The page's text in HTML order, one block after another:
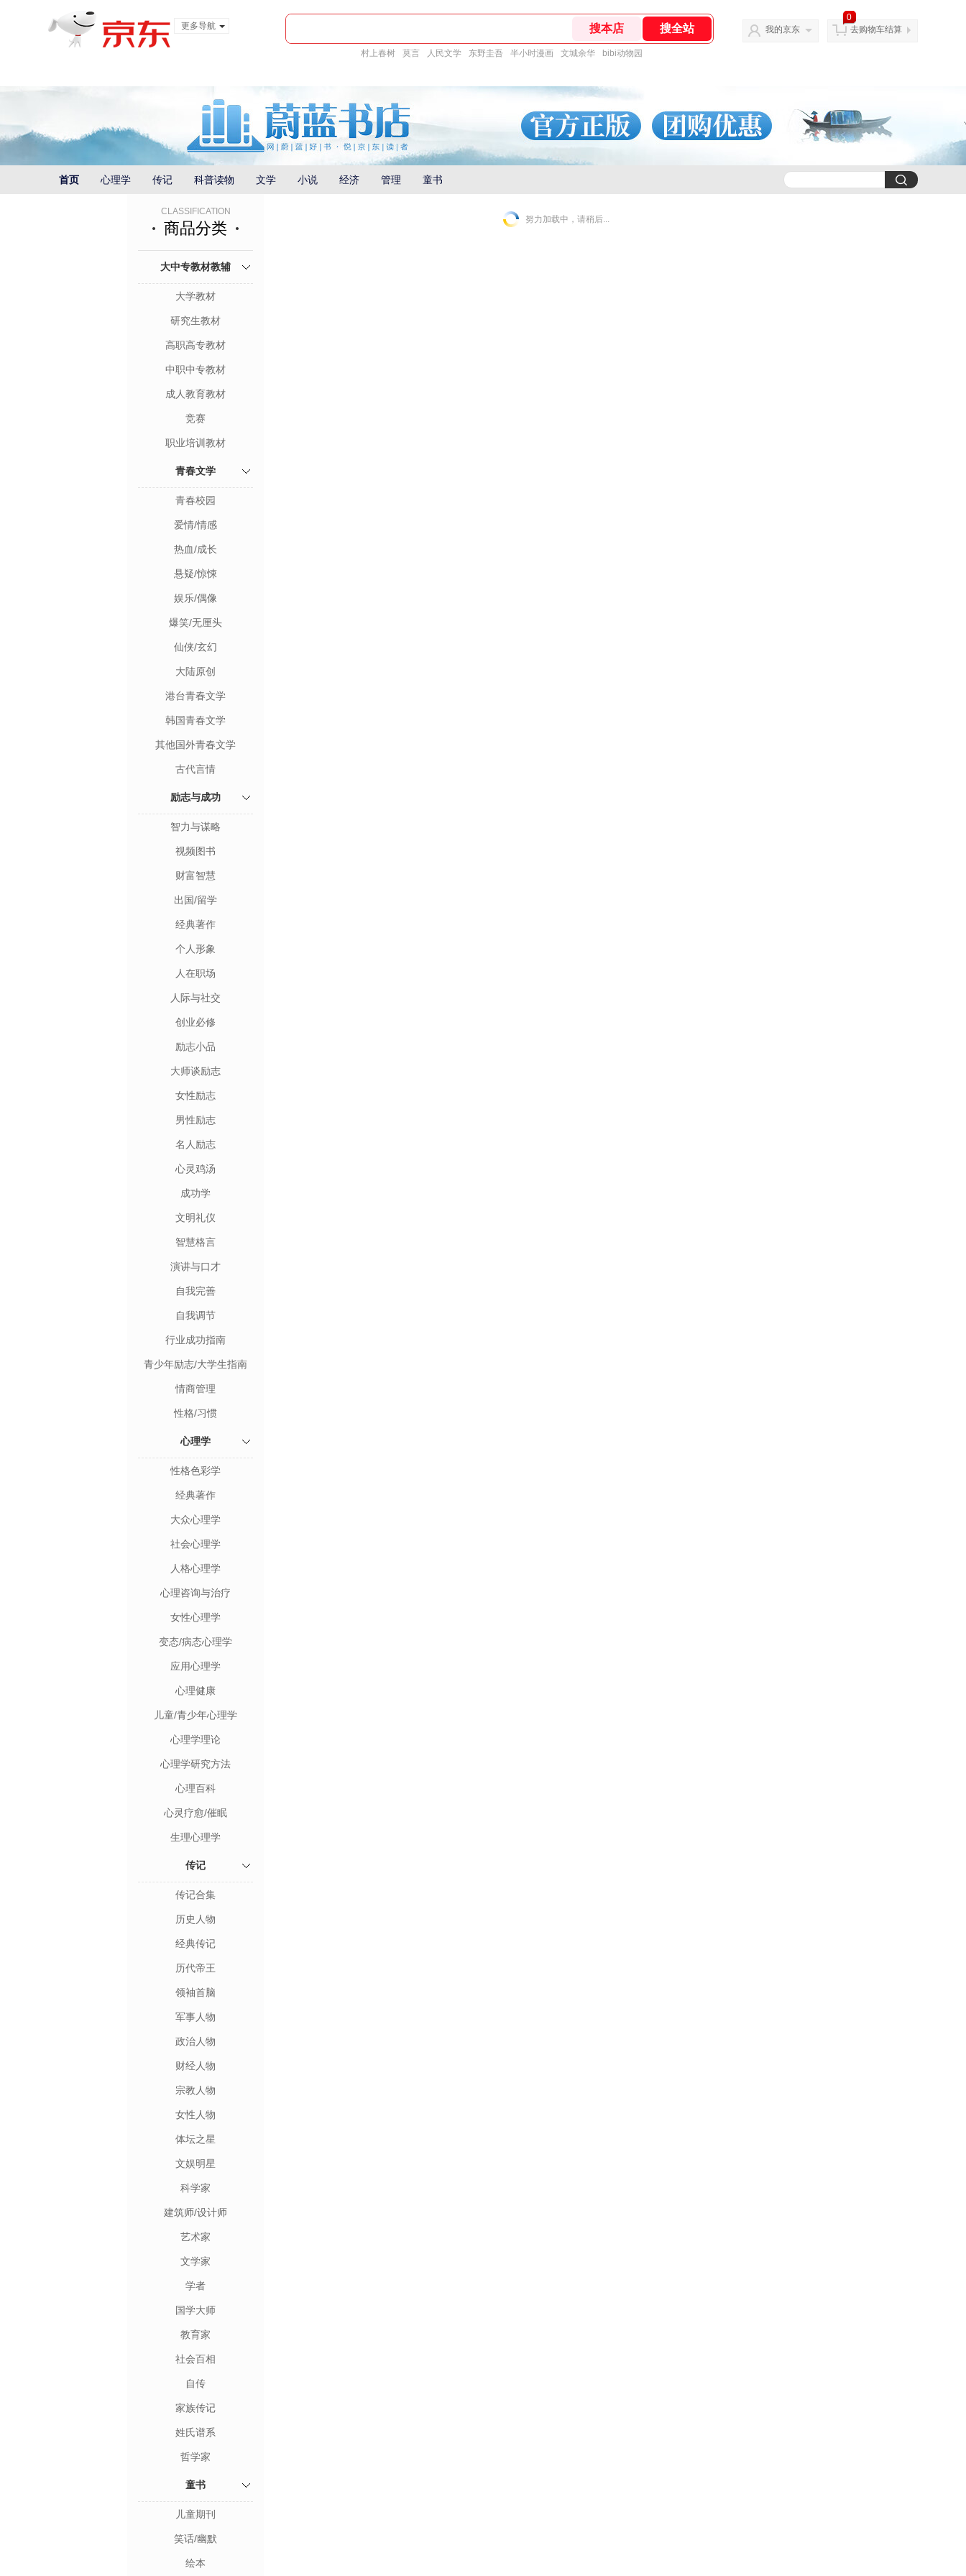
更多导航
村上春树 莫言 人民文学 东野圭吾 半小时漫画 文城余华 bibi动物园
我的京东
0
去购物车结算
首页 心理学 传记 科普读物 文学 小说 经济 管理 童书
CLASSIFICATION
商品分类
大中专教材教辅
大学教材
研究生教材
高职高专教材
中职中专教材
成人教育教材
竞赛
职业培训教材
青春文学
青春校园
爱情/情感
热血/成长
悬疑/惊悚
娱乐/偶像
爆笑/无厘头
仙侠/玄幻
大陆原创
港台青春文学
韩国青春文学
其他国外青春文学
古代言情
励志与成功
智力与谋略
视频图书
财富智慧
出国/留学
经典著作
个人形象
人在职场
人际与社交
创业必修
励志小品
大师谈励志
女性励志
男性励志
名人励志
心灵鸡汤
成功学
文明礼仪
智慧格言
演讲与口才
自我完善
自我调节
行业成功指南
青少年励志/大学生指南
情商管理
性格/习惯
心理学
性格色彩学
经典著作
大众心理学
社会心理学
人格心理学
心理咨询与治疗
女性心理学
变态/病态心理学
应用心理学
心理健康
儿童/青少年心理学
心理学理论
心理学研究方法
心理百科
心灵疗愈/催眠
生理心理学
传记
传记合集
历史人物
经典传记
历代帝王
领袖首脑
军事人物
政治人物
财经人物
宗教人物
女性人物
体坛之星
文娱明星
科学家
建筑师/设计师
艺术家
文学家
学者
国学大师
教育家
社会百相
自传
家族传记
姓氏谱系
哲学家
童书
儿童期刊
笑话/幽默
绘本
努力加载中，请稍后...